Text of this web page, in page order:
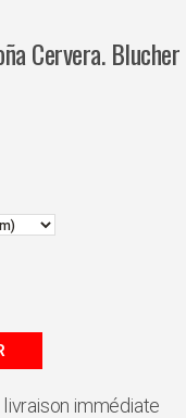
Cervera. Blucher
immédiate